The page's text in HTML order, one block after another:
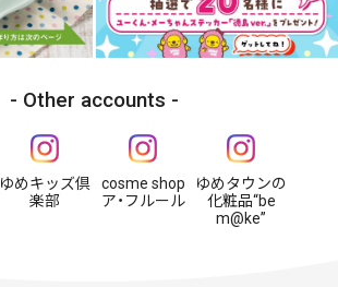
Other accounts
ゆめキッズ倶
楽部
cosme shop
ア・フルール
ゆめタウンの
化粧品“be
m@ke”